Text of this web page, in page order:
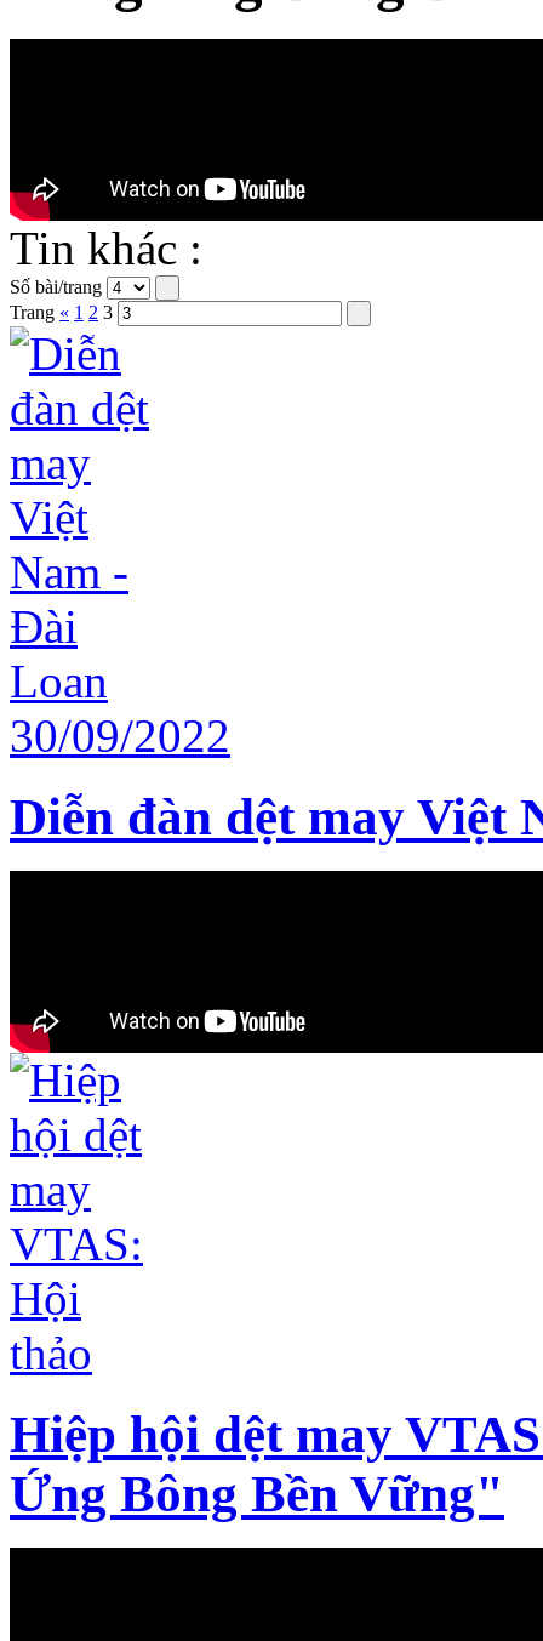
Tin khác :
Số bài/trang
Trang « 1 2 3
Diễn đàn dệt may Việt
Hiệp hội dệt may
Ứng Bông Bền Vững"